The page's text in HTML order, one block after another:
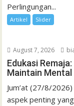
Perlingungan...
Artikel Slider
August 7, 2026
Edukasi
Maintain
Jum’at (27/8/
aspek penting